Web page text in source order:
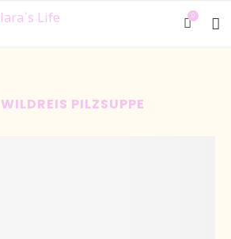
0
WILDREIS PILZSUPPE